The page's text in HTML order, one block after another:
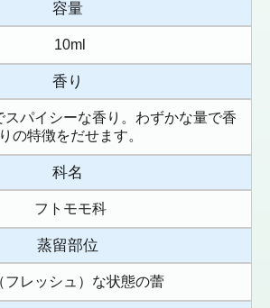
容量
10ml
香り
スパイシーな香り。わずかな量で香
りの特徴をだせます。
科名
フトモモ科
蒸留部位
フレッシュ）な状態の蕾